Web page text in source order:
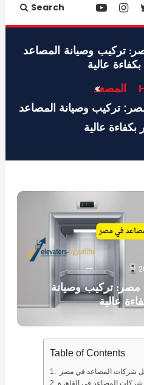
Search
تركيب وصيانة المصاعد
عالية
المصعد
تركيب وصيانة المصاعد
عالية
تركيب وصيانة
عالية
Table of Contents
شركات المصاعد في مصر